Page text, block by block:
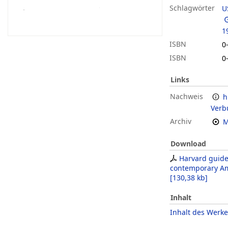
Schlagwörter
ISBN
ISBN
Links
Nachweis
Archiv
Download
Harvard
contemporary
[130,38 kb]
Inhalt
Inhalt des